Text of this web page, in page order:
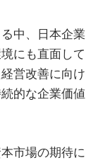
中、日本企業
にも直面して
営改善に向け
的な企業価値
市場の期待に